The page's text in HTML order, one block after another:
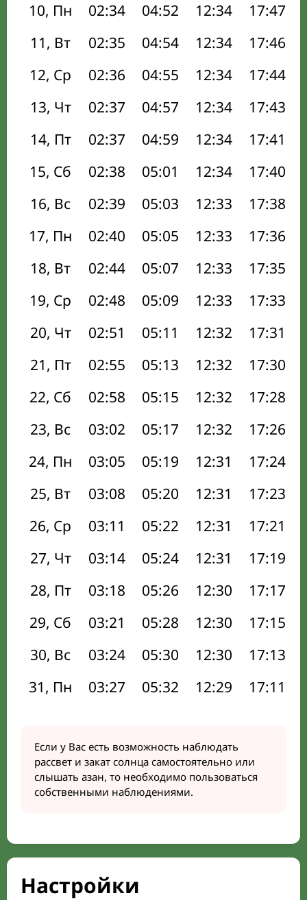
10, Пн
02:34 04:52 12:34 17:47
11, Вт
02:35 04:54 12:34 17:46
12, Ср
02:36 04:55 12:34 17:44
13, Чт
02:37 04:57 12:34 17:43
14, Пт
02:37 04:59 12:34 17:41
15, Сб
02:38 05:01 12:34 17:40
16, Вс
02:39 05:03 12:33 17:38
17, Пн
02:40 05:05 12:33 17:36
18, Вт
02:44 05:07 12:33 17:35
19, Ср
02:48 05:09 12:33 17:33
20, Чт
02:51 05:11 12:32 17:31
21, Пт
02:55 05:13 12:32 17:30
22, Сб
02:58 05:15 12:32 17:28
23, Вс
03:02 05:17 12:32 17:26
24, Пн
03:05 05:19 12:31 17:24
25, Вт
03:08 05:20 12:31 17:23
26, Ср
03:11 05:22 12:31 17:21
27, Чт
03:14 05:24 12:31 17:19
28, Пт
03:18 05:26 12:30 17:17
29, Сб
03:21 05:28 12:30 17:15
30, Вс
03:24 05:30 12:30 17:13
31, Пн
03:27 05:32 12:29 17:11
Если у Вас есть возможность наблюдать
рассвет и закат солнца самостоятельно или
слышать азан, то необходимо пользоваться
собственными наблюдениями.
Настройки